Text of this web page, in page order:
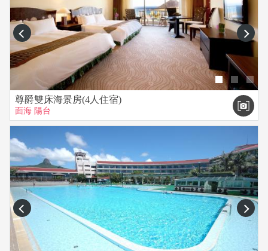
prev next
尊爵雙床海景房(4人住宿)
面海 陽台
prev next